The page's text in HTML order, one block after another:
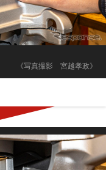
《写真撮影 宮越孝政》